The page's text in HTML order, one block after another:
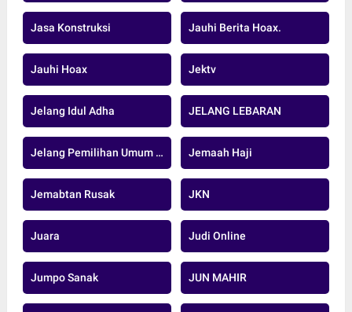
Jasa Konstruksi Jauhi Berita Hoax.
Jauhi Hoax Jektv
Jelang Idul Adha JELANG LEBARAN
Jelang Pemilihan Umum Serentak 2024 Jemaah Haji
Jemabtan Rusak JKN
Juara Judi Online
Jumpo Sanak JUN MAHIR